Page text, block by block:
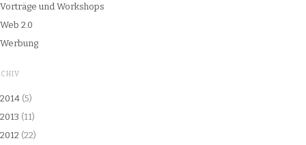
Vorträge und Workshops
Web 2.0
Werbung
2014 (5)
2013 (11)
2012 (22)